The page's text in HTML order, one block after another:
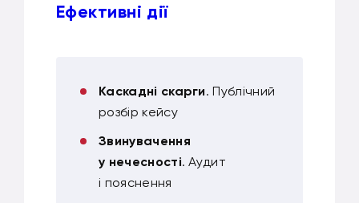
Ефективні дії
Каскадні скарги. Публічний
розбір кейсу
Звинувачення
у нечесності. Аудит
і пояснення